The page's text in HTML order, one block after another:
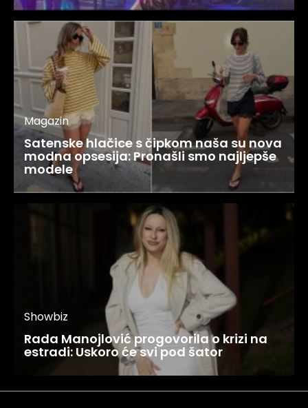
Magazin
Satenske hlačice s čipkom naša su nova
modna opsesija: Pronašli smo najljepše
modele
Showbiz
Rada Manojlović progovorila o krizi na
estradi: Uskoro će svi pod šator